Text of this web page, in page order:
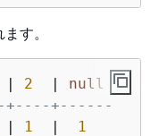
す。
| 2 |
null
+------
| 1 |
1